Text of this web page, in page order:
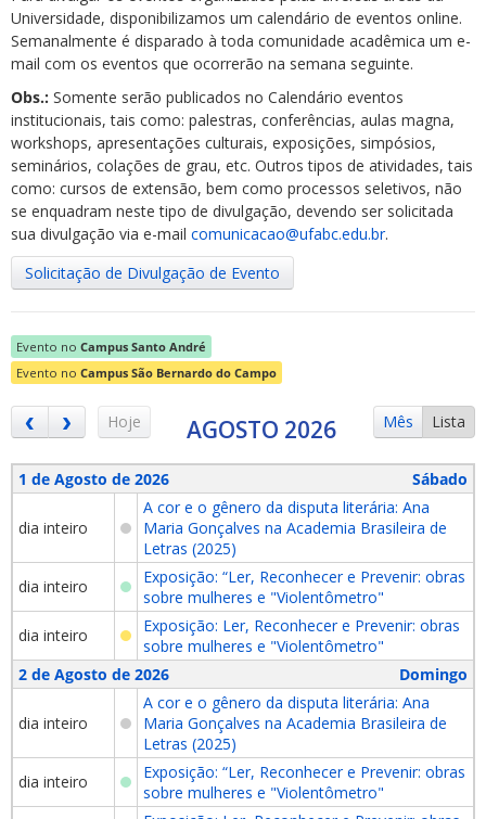
Universidade, disponibilizamos um calendário de eventos online.
Semanalmente é disparado à toda comunidade acadêmica um e-
mail com os eventos que ocorrerão na semana seguinte.
Obs.: Somente serão publicados no Calendário eventos
institucionais, tais como: palestras, conferências, aulas magna,
workshops, apresentações culturais, exposições, simpósios,
seminários, colações de grau, etc. Outros tipos de atividades, tais
como: cursos de extensão, bem como processos seletivos, não
se enquadram neste tipo de divulgação, devendo ser solicitada
sua divulgação via e-mail comunicacao@ufabc.edu.br.
Solicitação de Divulgação de Evento
Evento no Campus Santo André
Evento no Campus São Bernardo do Campo
Hoje Mês Lista
AGOSTO 2026
1 de Agosto de 2026 Sábado
dia inteiro
A cor e o gênero da disputa literária: Ana
Maria Gonçalves na Academia Brasileira de
Letras (2025)
dia inteiro
Exposição: “Ler, Reconhecer e Prevenir: obras
sobre mulheres e "Violentômetro"
dia inteiro
Exposição: Ler, Reconhecer e Prevenir: obras
sobre mulheres e "Violentômetro"
2 de Agosto de 2026
Domingo
dia inteiro
A cor e o gênero da disputa literária: Ana
Maria Gonçalves na Academia Brasileira de
Letras (2025)
dia inteiro
Exposição: “Ler, Reconhecer e Prevenir: obras
sobre mulheres e "Violentômetro"